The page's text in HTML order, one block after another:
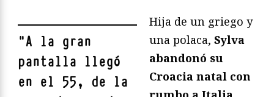
"A la gran
pantalla llegó
en el 55, de la
Hija de un griego y
una polaca, Sylva
abandonó su
Croacia natal con